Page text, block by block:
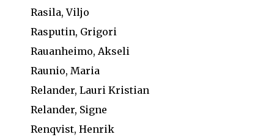
Rasila, Viljo
Rasputin, Grigori
Rauanheimo, Akseli
Raunio, Maria
Relander, Lauri Kristian
Relander, Signe
Renqvist, Henrik